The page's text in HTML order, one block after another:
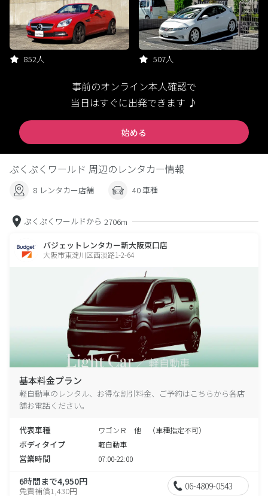
852人 507人
事前のオンライン本人確認で
当日はすぐに出発できます ♪
始める
ぷくぷくワールド 周辺のレンタカー情報
8 レンタカー店舗 40 車種
ぷくぷくワールドから 2706m
バジェットレンタカー新大阪東口店
大阪市東淀川区西淡路1-2-64
基本料金プラン
軽自動車のレンタル、お得な割引料金、ご予約はこちらから各店
舗お電話ください。
代表車種 ワゴンＲ 他 （車種指定不可）
ボディタイプ 軽自動車
営業時間 07:00-22:00
6時間まで4,950円
免責補償1,430円 06-4809-0543